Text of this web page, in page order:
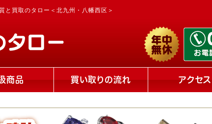
と買取のタロー＜北九州・八幡西区＞
商品 買い取りの流れ アクセス